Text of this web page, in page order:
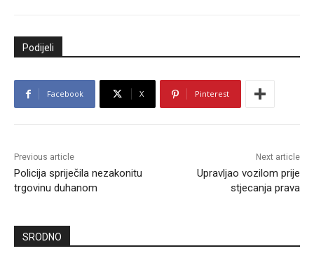
Podijeli
Facebook X Pinterest
Previous article
Policija spriječila nezakonitu
trgovinu duhanom
Next article
Upravljao vozilom prije
stjecanja prava
SRODNO